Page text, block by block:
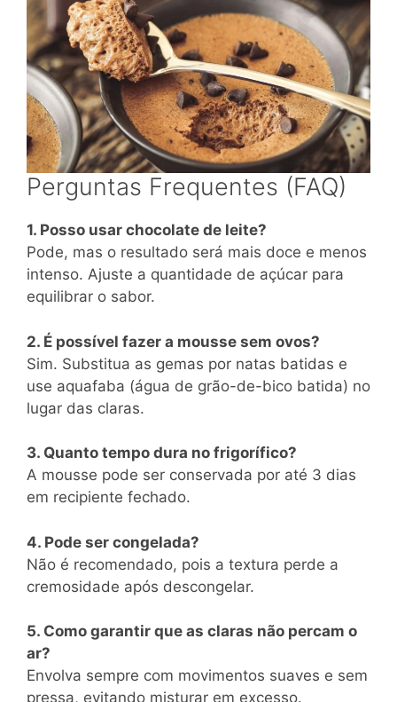
Perguntas Frequentes (FAQ)
1. Posso usar chocolate de leite?
Pode, mas o resultado será mais doce e menos
intenso. Ajuste a quantidade de açúcar para
equilibrar o sabor.
2. É possível fazer a mousse sem ovos?
Sim. Substitua as gemas por natas batidas e
use aquafaba (água de grão-de-bico batida) no
lugar das claras.
3. Quanto tempo dura no frigorífico?
A mousse pode ser conservada por até 3 dias
em recipiente fechado.
4. Pode ser congelada?
Não é recomendado, pois a textura perde a
cremosidade após descongelar.
5. Como garantir que as claras não percam o
ar?
Envolva sempre com movimentos suaves e sem
pressa, evitando misturar em excesso.